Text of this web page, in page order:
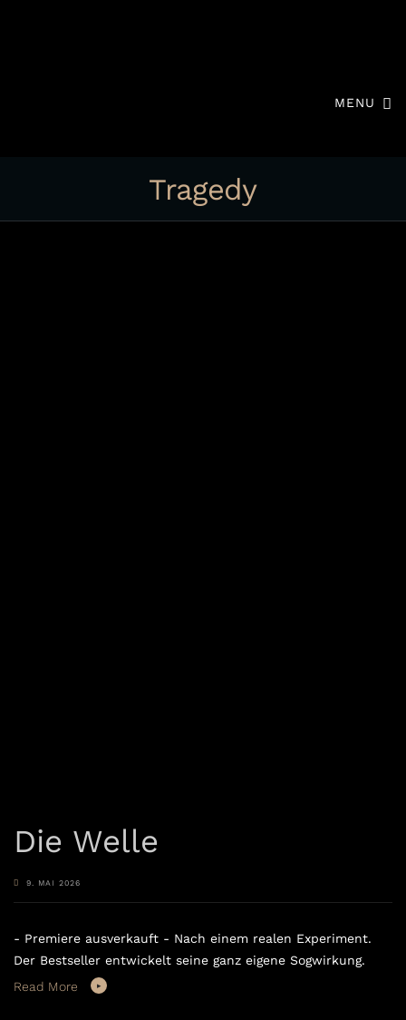
MENU
Tragedy
Die Welle
9. MAI 2026
- Premiere ausverkauft - Nach einem realen Experiment.
Der Bestseller entwickelt seine ganz eigene Sogwirkung.
Read More